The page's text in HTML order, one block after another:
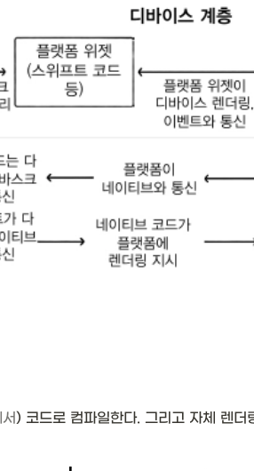
) 코드로 컴파일한다. 그리고 자체 렌